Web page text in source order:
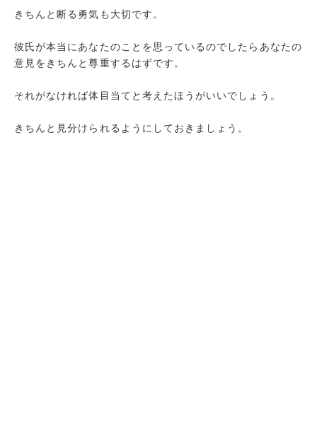
きちんと断る勇気も大切です。
彼氏が本当にあなたのことを思っているのでしたらあなたの
意見をきちんと尊重するはずです。
それがなければ体目当てと考えたほうがいいでしょう。
きちんと見分けられるようにしておきましょう。